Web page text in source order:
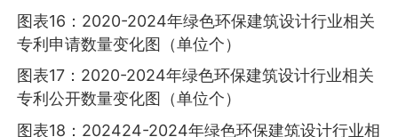
图表16：2020-2024年绿色环保建筑设计行业相关
专利申请数量变化图（单位个）
图表17：2020-2024年绿色环保建筑设计行业相关
专利公开数量变化图（单位个）
图表18：202424-2024年绿色环保建筑设计行业相